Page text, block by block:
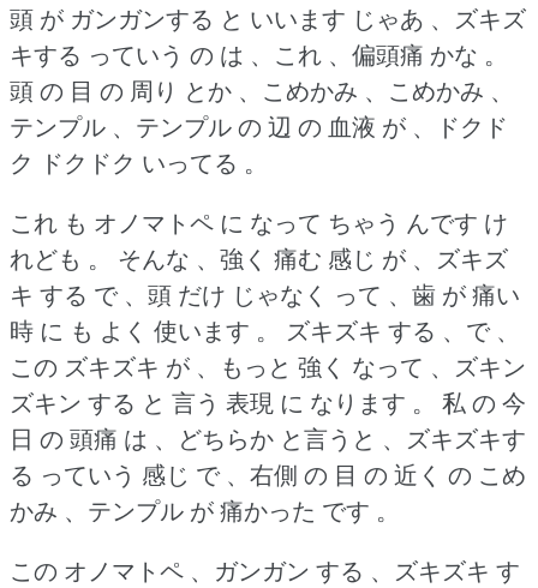
頭 が ガンガンする と いいます じゃあ 、ズキズ
キする っていう の は 、これ 、偏頭痛 かな 。
頭 の 目 の 周り とか 、こめかみ 、こめかみ 、
テンプル 、テンプル の 辺 の 血液 が 、ドクド
ク ドクドク いってる 。
これ も オノマトペ に なって ちゃう んです け
れども 。
そんな 、強く 痛む 感じ が 、ズキズ
キ する で 、頭 だけ じゃなく って 、歯 が 痛い
時 に も よく 使います 。
ズキズキ する 、で 、
この ズキズキ が 、もっと 強く なって 、ズキン
ズキン する と 言う 表現 に なります 。
私 の 今
日 の 頭痛 は 、どちらか と言うと 、ズキズキす
る っていう 感じ で 、右側 の 目 の 近く の こめ
かみ 、テンプル が 痛かった です 。
この オノマトペ 、ガンガン する 、ズキズキ す